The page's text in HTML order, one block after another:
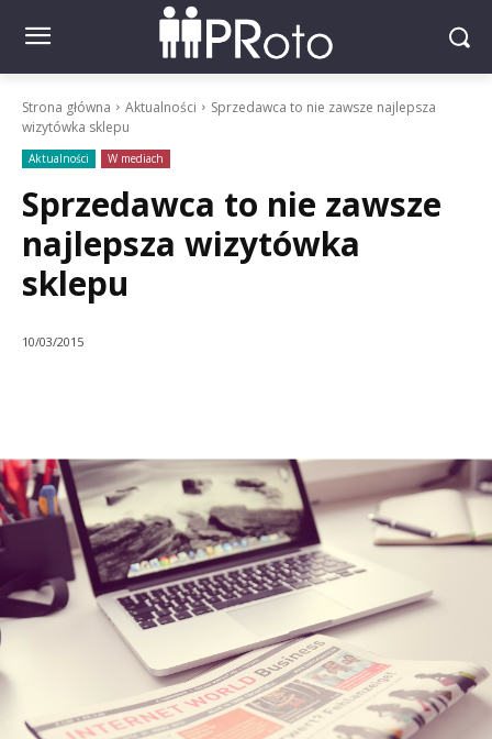
Strona główna Aktualności
Sprzedawca to nie zawsze najlepsza
wizytówka sklepu
Aktualności W mediach
Sprzedawca to nie zawsze
najlepsza wizytówka
sklepu
10/03/2015